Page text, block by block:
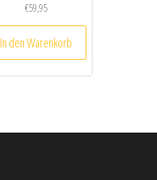
€59,95
In den Warenkorb